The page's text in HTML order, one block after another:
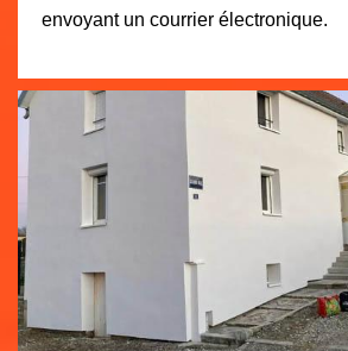
envoyant un courrier électronique.